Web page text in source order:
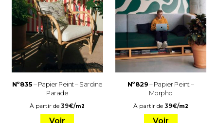
Nº835– Papier Peint – Sardine
Parade
À partir de39€/m2
Voir
Nº829– Papier Peint –
Morpho
À partir de 39€/m2
Voir